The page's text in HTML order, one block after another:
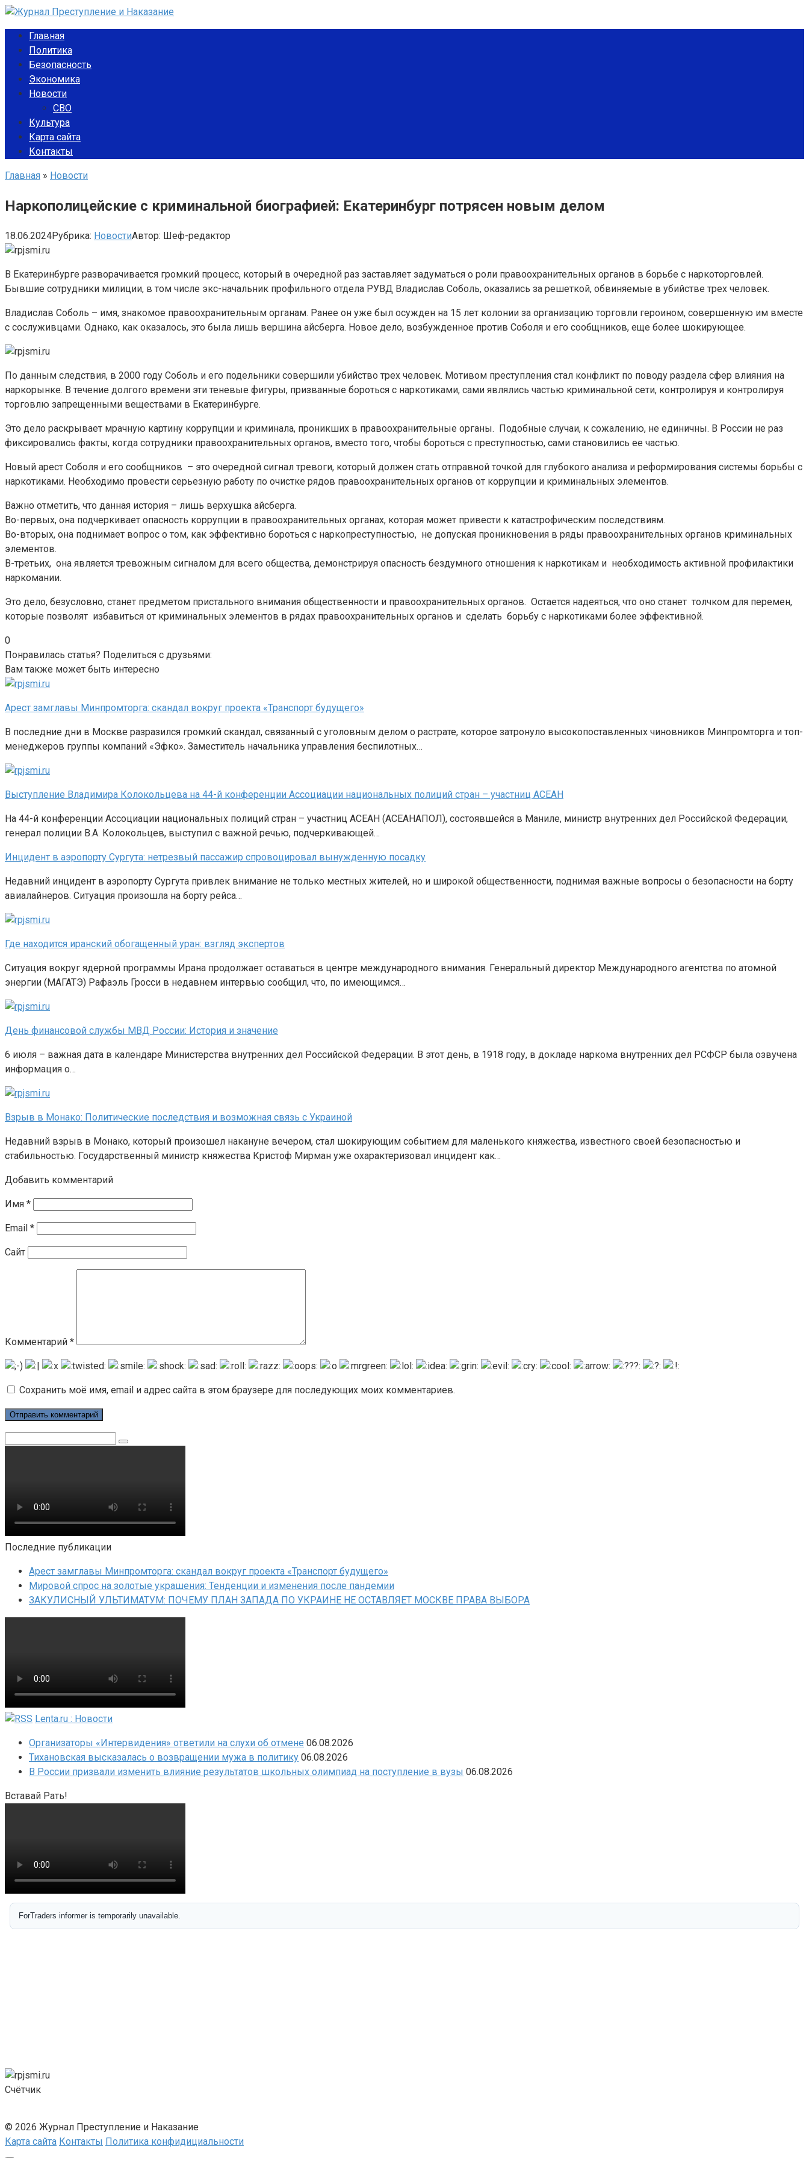
Перейти
контентуГлавная
Политика
Безопасность
Экономика
Новости
СВО
Культура
Карта сайта
Контакты
Главная » Новости
Наркополицейские с криминальной биографией: Екатеринбург потрясен новым делом
18.06.2024Рубрика: НовостиАвтор: Шеф-редактор
В Екатеринбурге разворачивается громкий процесс, который в очередной раз заставляет задуматься о роли правоохранительных органов в борьбе с наркоторговлей.
Бывшие сотрудники милиции, в том числе экс-начальник профильного отдела РУВД Владислав Соболь, оказались за решеткой, обвиняемые в убийстве трех человек.
Владислав Соболь – имя, знакомое правоохранительным органам. Ранее он уже был осужден на 15 лет колонии за организацию торговли героином, совершенную им вместе
с сослуживцами. Однако, как оказалось, это была лишь вершина айсберга. Новое дело, возбужденное против Соболя и его сообщников, еще более шокирующее.
По данным следствия, в 2000 году Соболь и его подельники совершили убийство трех человек. Мотивом преступления стал конфликт по поводу раздела сфер влияния на
наркорынке. В течение долгого времени эти теневые фигуры, призванные бороться с наркотиками, сами являлись частью криминальной сети, контролируя и контролируя
торговлю запрещенными веществами в Екатеринбурге.
Это дело раскрывает мрачную картину коррупции и криминала, проникших в правоохранительные органы. Подобные случаи, к сожалению, не единичны. В России не раз
фиксировались факты, когда сотрудники правоохранительных органов, вместо того, чтобы бороться с преступностью, сами становились ее частью.
Новый арест Соболя и его сообщников – это очередной сигнал тревоги, который должен стать отправной точкой для глубокого анализа и реформирования системы борьбы с
наркотиками. Необходимо провести серьезную работу по очистке рядов правоохранительных органов от коррупции и криминальных элементов.
Важно отметить, что данная история – лишь верхушка айсберга.
Во-первых, она подчеркивает опасность коррупции в правоохранительных органах, которая может привести к катастрофическим последствиям.
Во-вторых, она поднимает вопрос о том, как эффективно бороться с наркопреступностью, не допуская проникновения в ряды правоохранительных органов криминальных
элементов.
В-третьих, она является тревожным сигналом для всего общества, демонстрируя опасность бездумного отношения к наркотикам и необходимость активной профилактики
наркомании.
Это дело, безусловно, станет предметом пристального внимания общественности и правоохранительных органов. Остается надеяться, что оно станет толчком для перемен,
которые позволят избавиться от криминальных элементов в рядах правоохранительных органов и сделать борьбу с наркотиками более эффективной.
0
Понравилась статья? Поделиться с друзьями:
Вам также может быть интересно
Арест замглавы Минпромторга: скандал вокруг проекта «Транспорт будущего»
В последние дни в Москве разразился громкий скандал, связанный с уголовным делом о растрате, которое затронуло высокопоставленных чиновников Минпромторга и топ-
менеджеров группы компаний «Эфко». Заместитель начальника управления беспилотных…
Выступление Владимира Колокольцева на 44-й конференции Ассоциации национальных полиций стран – участниц АСЕАН
На 44-й конференции Ассоциации национальных полиций стран – участниц АСЕАН (АСЕАНАПОЛ), состоявшейся в Маниле, министр внутренних дел Российской Федерации,
генерал полиции В.А. Колокольцев, выступил с важной речью, подчеркивающей…
Инцидент в аэропорту Сургута: нетрезвый пассажир спровоцировал вынужденную посадку
Недавний инцидент в аэропорту Сургута привлек внимание не только местных жителей, но и широкой общественности, поднимая важные вопросы о безопасности на борту
авиалайнеров. Ситуация произошла на борту рейса…
Где находится иранский обогащенный уран: взгляд экспертов
Ситуация вокруг ядерной программы Ирана продолжает оставаться в центре международного внимания. Генеральный директор Международного агентства по атомной
энергии (МАГАТЭ) Рафаэль Гросси в недавнем интервью сообщил, что, по имеющимся…
День финансовой службы МВД России: История и значение
6 июля – важная дата в календаре Министерства внутренних дел Российской Федерации. В этот день, в 1918 году, в докладе наркома внутренних дел РСФСР была озвучена
информация о…
Взрыв в Монако: Политические последствия и возможная связь с Украиной
Недавний взрыв в Монако, который произошел накануне вечером, стал шокирующим событием для маленького княжества, известного своей безопасностью и
стабильностью. Государственный министр княжества Кристоф Мирман уже охарактеризовал инцидент как…
Добавить комментарий
Имя *
Email *
Сайт
Комментарий *
Сохранить моё имя, email и адрес сайта в этом браузере для последующих моих комментариев.
Последние публикации
Арест замглавы Минпромторга: скандал вокруг проекта «Транспорт будущего»
Мировой спрос на золотые украшения: Тенденции и изменения после пандемии
ЗАКУЛИСНЫЙ УЛЬТИМАТУМ: ПОЧЕМУ ПЛАН ЗАПАДА ПО УКРАИНЕ НЕ ОСТАВЛЯЕТ МОСКВЕ ПРАВА ВЫБОРА
Lenta.ru : Новости
Организаторы «Интервидения» ответили на слухи об отмене 06.08.2026
Тихановская высказалась о возвращении мужа в политику 06.08.2026
В России призвали изменить влияние результатов школьных олимпиад на поступление в вузы 06.08.2026
Вставай Рать!
Счётчик
© 2026 Журнал Преступление и Наказание
Карта сайта Контакты Политика конфидициальности